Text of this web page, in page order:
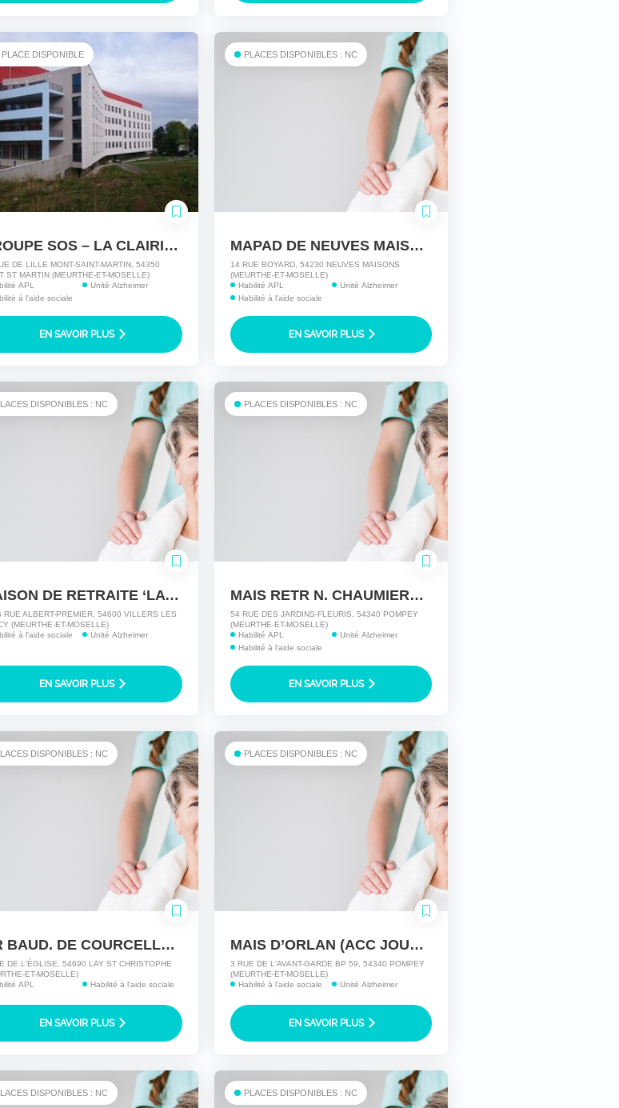
PLACE DISPONIBLE
GROUPE SOS – LA CLAIRIERE
DE LILLE MONT-SAINT-MARTIN, 54350
ST MARTIN (MEURTHE-ET-MOSELLE)
APL
à l'aide sociale
Unité Alzheimer
EN SAVOIR PLUS
PLACES DISPONIBLES : NC
MAPAD DE NEUVES MAISON ALMH
14 RUE BOYARD, 54230 NEUVES MAISONS
(MEURTHE-ET-MOSELLE)
Habilité APL
Habilité à l'aide sociale
Unité Alzheimer
EN SAVOIR PLUS
DISPONIBLES : NC
MAISON DE RETRAITE ‘LA VERRIERE’
RUE ALBERT-PREMIER, 54600 VILLERS LES
(MEURTHE-ET-MOSELLE)
à l'aide sociale
Unité Alzheimer
EN SAVOIR PLUS
PLACES DISPONIBLES : NC
MAIS RETR N. CHAUMIERE HLI POMPEY-LAY
54 RUE DES JARDINS-FLEURIS, 54340 POMPEY
(MEURTHE-ET-MOSELLE)
Habilité APL
Habilité à l'aide sociale
Unité Alzheimer
EN SAVOIR PLUS
DISPONIBLES : NC
MR BAUD. DE COURCELLES HLI POMPEY-LAY
DE L'ÉGLISE, 54690 LAY ST CHRISTOPHE
ET-MOSELLE)
APL
Habilité à l'aide sociale
EN SAVOIR PLUS
PLACES DISPONIBLES : NC
MAIS D’ORLAN (ACC JOUR) HLI POMPEY-LAY
3 RUE DE L'AVANT-GARDE BP 59, 54340 POMPEY
(MEURTHE-ET-MOSELLE)
Habilité à l'aide sociale
Unité Alzheimer
EN SAVOIR PLUS
DISPONIBLES : NC PLACES DISPONIBLES : NC